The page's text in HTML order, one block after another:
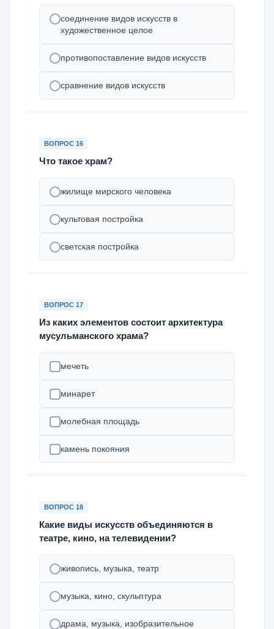
соединение видов искусств в
художественное целое
противопоставление видов искусств
сравнение видов искусств
ВОПРОС 16
Что такое храм?
жилище мирского человека
культовая постройка
светская постройка
ВОПРОС 17
Из каких элементов состоит архитектура
мусульманского храма?
мечеть
минарет
молебная площадь
камень покояния
ВОПРОС 18
Какие виды искусств объединяются в
театре, кино, на телевидении?
живопись, музыка, театр
музыка, кино, скульптура
драма, музыка, изобразительное